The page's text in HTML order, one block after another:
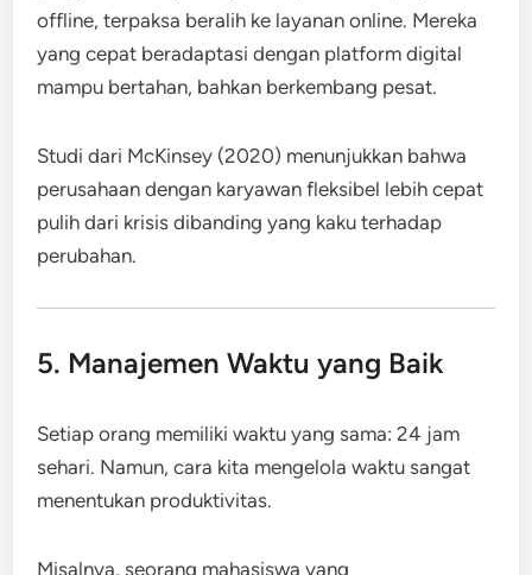
offline, terpaksa beralih ke layanan online. Mereka
yang cepat beradaptasi dengan platform digital
mampu bertahan, bahkan berkembang pesat.
Studi dari McKinsey (2020) menunjukkan bahwa
perusahaan dengan karyawan fleksibel lebih cepat
pulih dari krisis dibanding yang kaku terhadap
perubahan.
5. Manajemen Waktu yang Baik
Setiap orang memiliki waktu yang sama: 24 jam
sehari. Namun, cara kita mengelola waktu sangat
menentukan produktivitas.
Misalnya, seorang mahasiswa yang